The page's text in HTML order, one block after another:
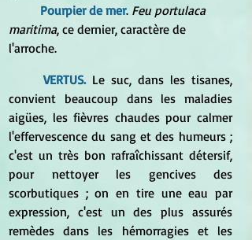
Pourpier de mer. Feu portulaca
maritima, ce dernier, caractère de
l'arroche.
VERTUS. Le suc, dans les tisanes,
convient beaucoup dans les maladies
aigües, les fièvres chaudes pour calmer
l'effervescence du sang et des humeurs ;
c'est un très bon rafraîchissant détersif,
pour nettoyer les gencives des
scorbutiques ; on en tire une eau par
expression, c'est un des plus assurés
remèdes dans les hémorragies et les